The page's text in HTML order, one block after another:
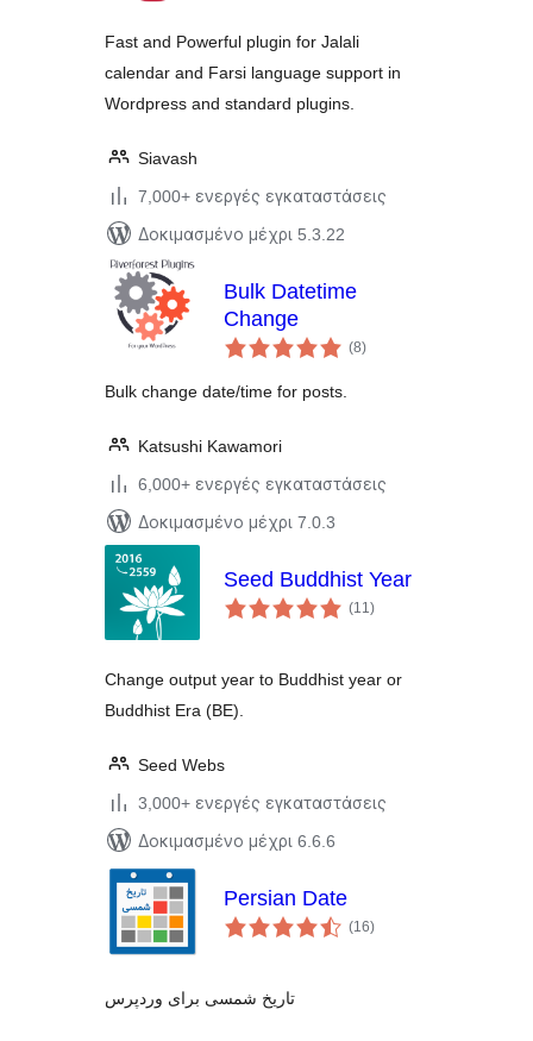
Fast and Powerful plugin for Jalali
calendar and Farsi language support in
Wordpress and standard plugins.
Siavash
7,000+ ενεργές εγκαταστάσεις
Δοκιμασμένο μέχρι 5.3.22
Bulk Datetime
Change
(8αξιολογήσεις
σύνολο
)
Bulk change date/time for posts.
Katsushi Kawamori
6,000+ ενεργές εγκαταστάσεις
Δοκιμασμένο μέχρι 7.0.3
Seed Buddhist Year
(11αξιολογήσεις
σύνολο
)
Change output year to Buddhist year or
Buddhist Era (BE).
Seed Webs
3,000+ ενεργές εγκαταστάσεις
Δοκιμασμένο μέχρι 6.6.6
Persian Date
(16αξιολογήσεις
σύνολο
)
تاریخ شمسی برای وردپرس